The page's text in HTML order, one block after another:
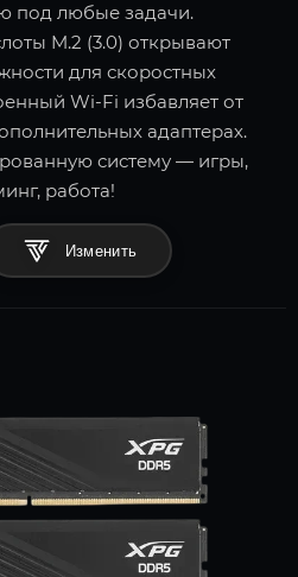
под любые задачи.
M.2 (3.0) открывают
для скоростных
Wi-Fi избавляет от
адаптерах.
систему — игры,
работа!